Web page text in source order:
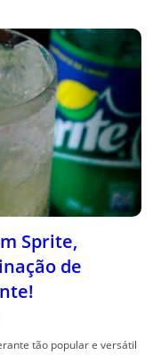
Sprite,
de
tão popular e versátil